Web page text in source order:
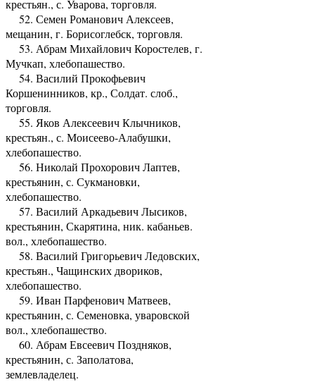
крестьян., с. Уварова, торговля.
52. Семен Романович Алексеев,
мещанин, г. Борисоглебск, торговля.
53. Абрам Михайлович Коростелев, г.
Мучкап, хлебопашество.
54. Василий Прокофьевич
Коршенинников, кр., Солдат. слоб.,
торговля.
55. Яков Алексеевич Клычников,
крестьян., с. Моисеево-Алабушки,
хлебопашество.
56. Николай Прохорович Лаптев,
крестьянин, с. Сукмановки,
хлебопашество.
57. Василий Аркадьевич Лысиков,
крестьянин, Скарятина, ник. кабаньев.
вол., хлебопашество.
58. Василий Григорьевич Ледовских,
крестьян., Чащинских двориков,
хлебопашество.
59. Иван Парфенович Матвеев,
крестьянин, с. Семеновка, уваровской
вол., хлебопашество.
60. Абрам Евсеевич Поздняков,
крестьянин, с. Заполатова,
землевладелец.